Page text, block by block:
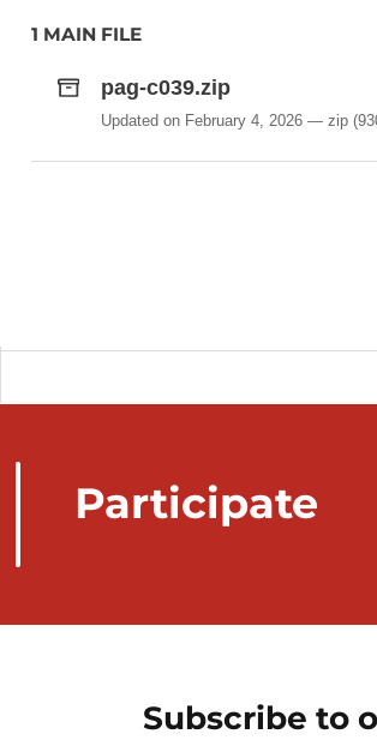
1 MAIN FILE
pag-c039.zip
Updated on February 4, 2026 zip
Participate
Subscribe to